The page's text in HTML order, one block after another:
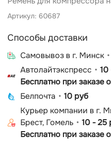
Артикул: 60687
Способы доставки
Cамовывоз в г. Минск
Автолайтэкспресс
10
Бесплатно при заказе
Белпочта
10 руб
Курьер компании в г.
Брест, Гомель
10 - 25
Бесплатно при заказе